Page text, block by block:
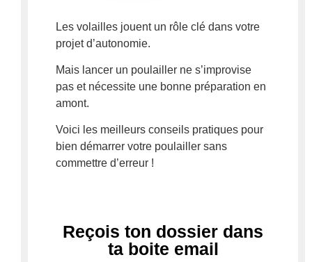
Les volailles jouent un rôle clé dans votre
projet d’autonomie.
Mais lancer un poulailler ne s’improvise
pas et nécessite une bonne préparation en
amont.
Voici les meilleurs conseils pratiques pour
bien démarrer votre poulailler sans
commettre d’erreur !
Reçois ton dossier dans
ta boite email ​